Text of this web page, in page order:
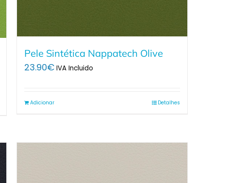
Pele Sintética Nappatech Olive
23.90€ IVA Incluido
Adicionar Detalhes